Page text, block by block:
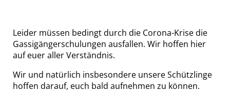
Leider müssen bedingt durch die Corona-Krise die
Gassigängerschulungen ausfallen. Wir hoffen hier
auf euer aller Verständnis.
Wir und natürlich insbesondere unsere Schützlinge
hoffen darauf, euch bald aufnehmen zu können.